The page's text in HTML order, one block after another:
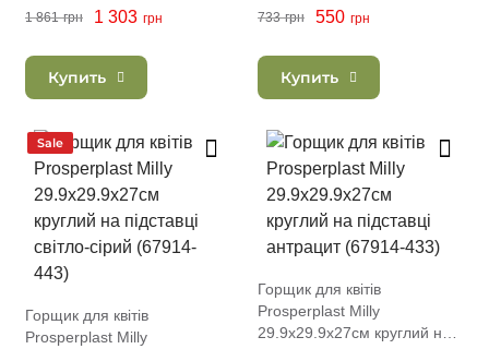
1 861 грн 1 303 грн
Купить
733 грн 550 грн
Купить
Sale
Горщик для квітів
Prosperplast Milly
Горщик для квітів
Prosperplast Milly
29.9х29.9х27см круглий на